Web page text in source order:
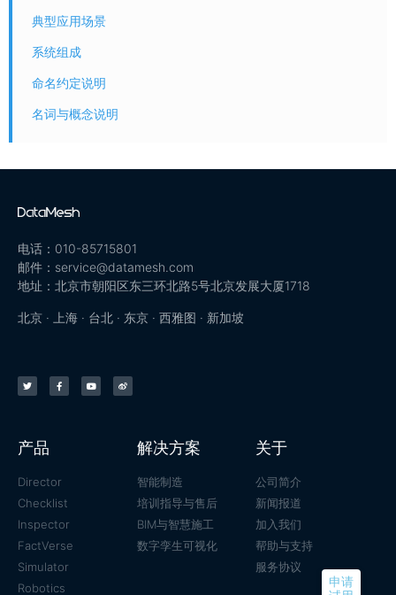
申请
典型应用场景
系统组成
命名约定说明
名词与概念说明
电话：010-85715801
邮件：service@datamesh.com
地址：北京市朝阳区东三环北路5号北京发展大厦1718
北京 · 上海 · 台北 · 东京 · 西雅图 · 新加坡
产品
Director
Checklist
Inspector
FactVerse
Simulator
Robotics
解决方案
智能制造
培训指导与售后
BIM与智慧施工
数字孪生可视化
关于
公司简介
新闻报道
加入我们
帮助与支持
服务协议